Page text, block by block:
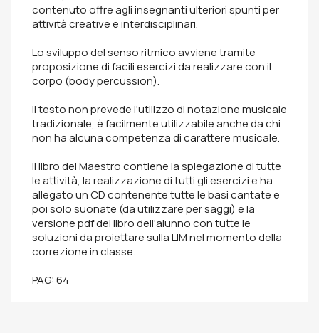
contenuto offre agli insegnanti ulteriori spunti per
attività creative e interdisciplinari.
Lo sviluppo del senso ritmico avviene tramite
proposizione di facili esercizi da realizzare con il
corpo (body percussion).
Il testo non prevede l'utilizzo di notazione musicale
tradizionale, è facilmente utilizzabile anche da chi
non ha alcuna competenza di carattere musicale.
Il libro del Maestro contiene la spiegazione di tutte
le attività, la realizzazione di tutti gli esercizi e ha
allegato un CD contenente tutte le basi cantate e
poi solo suonate (da utilizzare per saggi) e la
versione pdf del libro dell'alunno con tutte le
soluzioni da proiettare sulla LIM nel momento della
correzione in classe.
PAG: 64